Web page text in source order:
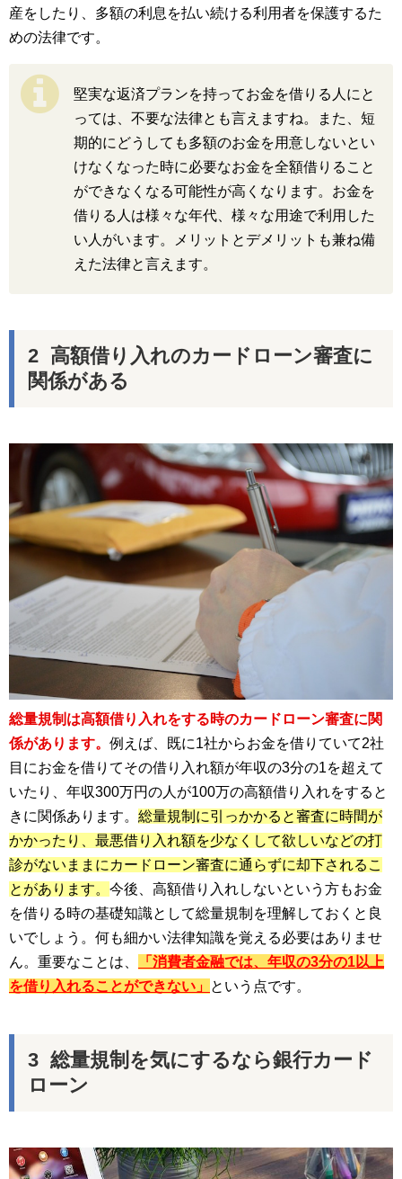
産をしたり、多額の利息を払い続ける利用者を保護するた
めの法律です。
堅実な返済プランを持ってお金を借りる人にと
っては、不要な法律とも言えますね。また、短
期的にどうしても多額のお金を用意しないとい
けなくなった時に必要なお金を全額借りること
ができなくなる可能性が高くなります。お金を
借りる人は様々な年代、様々な用途で利用した
い人がいます。メリットとデメリットも兼ね備
えた法律と言えます。
高額借り入れのカードローン審査に
関係がある
総量規制は高額借り入れをする時のカードローン審査に関
係があります。 例えば、既に1社からお金を借りていて2社
目にお金を借りてその借り入れ額が年収の3分の1を超えて
いたり、年収300万円の人が100万の高額借り入れをすると
きに関係あります。 総量規制に引っかかると審査に時間が
かかったり、最悪借り入れ額を少なくして欲しいなどの打
診がないままにカードローン審査に通らずに却下されるこ
とがあります。 今後、高額借り入れしないという方もお金
を借りる時の基礎知識として総量規制を理解しておくと良
いでしょう。何も細かい法律知識を覚える必要はありませ
ん。重要なことは、
「消費者金融では、年収の3分の1以上
を借り入れることができない」 という点です。
総量規制を気にするなら銀行カード
ローン